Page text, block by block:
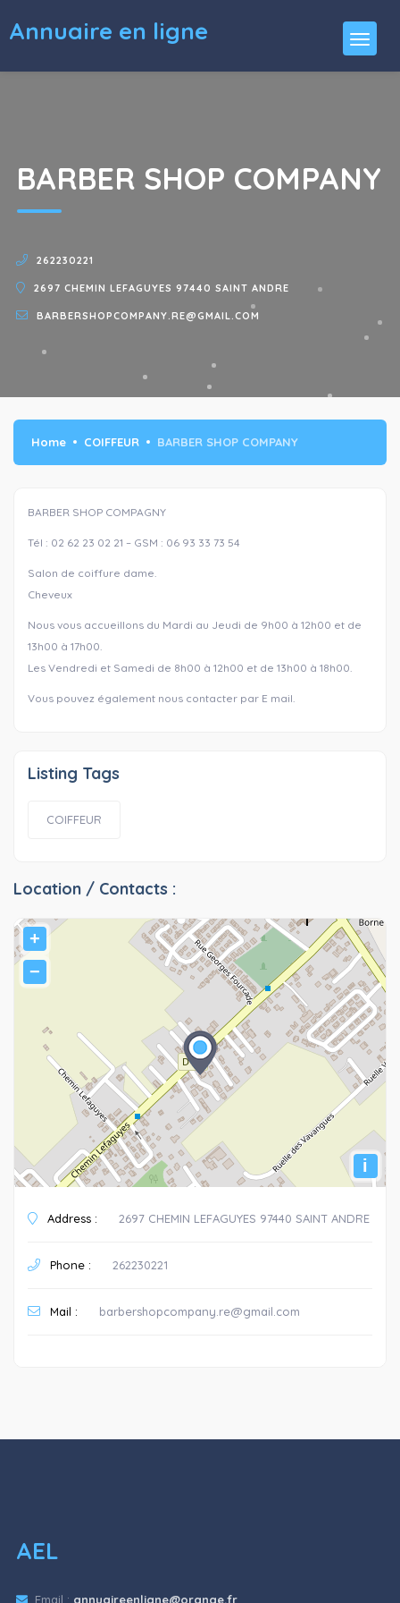
Annuaire en ligne
BARBER SHOP COMPANY
262230221
2697 CHEMIN LEFAGUYES 97440 SAINT ANDRE
BARBERSHOPCOMPANY.RE@GMAIL.COM
Home COIFFEUR BARBER SHOP COMPANY
BARBER SHOP COMPAGNY
Tél : 02 62 23 02 21 – GSM : 06 93 33 73 54
Salon de coiffure dame.
Cheveux
Nous vous accueillons du Mardi au Jeudi de 9h00 à 12h00 et de
13h00 à 17h00.
Les Vendredi et Samedi de 8h00 à 12h00 et de 13h00 à 18h00.
Vous pouvez également nous contacter par E mail.
Listing Tags
COIFFEUR
Location / Contacts :
+
−
i
Address : 2697 CHEMIN LEFAGUYES 97440 SAINT ANDRE
Phone : 262230221
Mail : barbershopcompany.re@gmail.com
AEL
Email : annuaireenligne@orange.fr